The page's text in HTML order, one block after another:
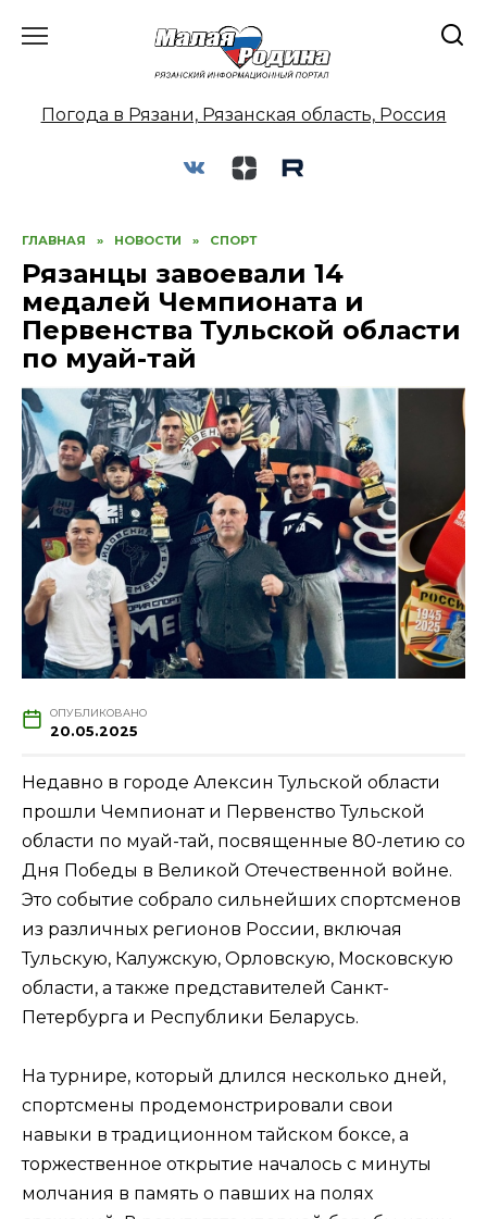
Погода в Рязани, Рязанская область, Россия
ГЛАВНАЯ » НОВОСТИ » СПОРТ
Рязанцы завоевали 14
медалей Чемпионата и
Первенства Тульской области
по муай-тай
ОПУБЛИКОВАНО
20.05.2025
Недавно в городе Алексин Тульской области
прошли Чемпионат и Первенство Тульской
области по муай-тай, посвященные 80-летию со
Дня Победы в Великой Отечественной войне.
Это событие собрало сильнейших спортсменов
из различных регионов России, включая
Тульскую, Калужскую, Орловскую, Московскую
области, а также представителей Санкт-
Петербурга и Республики Беларусь.
На турнире, который длился несколько дней,
спортсмены продемонстрировали свои
навыки в традиционном тайском боксе, а
торжественное открытие началось с минуты
молчания в память о павших на полях